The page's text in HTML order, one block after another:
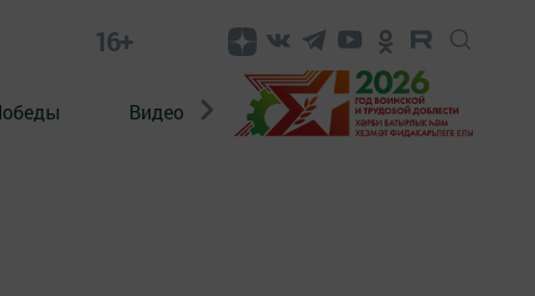
16+
Видео Конкурсы ЭтноДети